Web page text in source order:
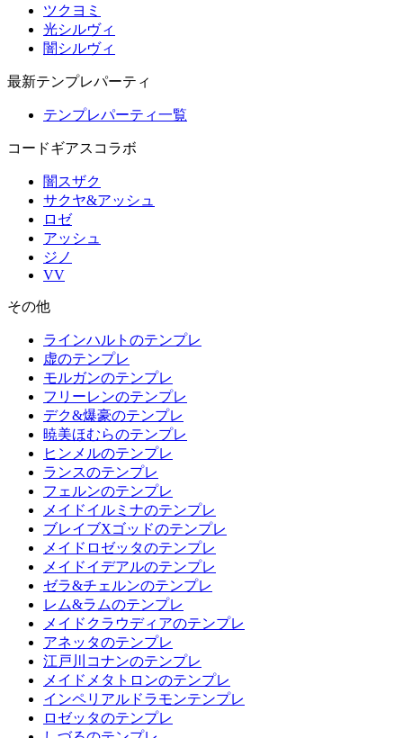
ツクヨミ
光シルヴィ
闇シルヴィ
最新テンプレパーティ
テンプレパーティ一覧
コードギアスコラボ
闇スザク
サクヤ&アッシュ
ロゼ
アッシュ
ジノ
VV
その他
ラインハルトのテンプレ
虚のテンプレ
モルガンのテンプレ
フリーレンのテンプレ
デク&爆豪のテンプレ
暁美ほむらのテンプレ
ヒンメルのテンプレ
ランスのテンプレ
フェルンのテンプレ
メイドイルミナのテンプレ
ブレイブXゴッドのテンプレ
メイドロゼッタのテンプレ
メイドイデアルのテンプレ
ゼラ&チェルンのテンプレ
レム&ラムのテンプレ
メイドクラウディアのテンプレ
アネッタのテンプレ
江戸川コナンのテンプレ
メイドメタトロンのテンプレ
インペリアルドラモンテンプレ
ロゼッタのテンプレ